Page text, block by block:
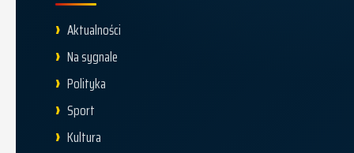
Aktualności
Na sygnale
Polityka
Sport
Kultura